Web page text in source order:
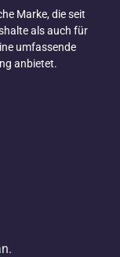
Marke, die seit
als auch für
umfassende
anbietet.